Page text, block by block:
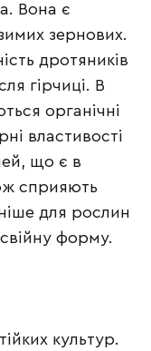
Вона є
зернових.
дротяників
гірчиці. В
органічні
властивості
що є в
сприяють
для рослин
форму.
культур.